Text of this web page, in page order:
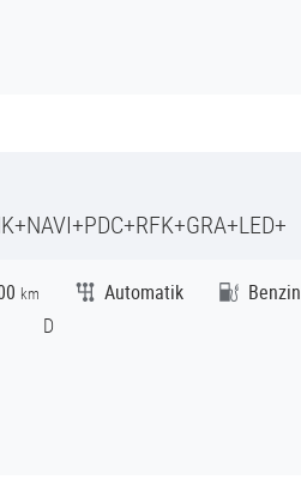
km Automatik
Benzin
D